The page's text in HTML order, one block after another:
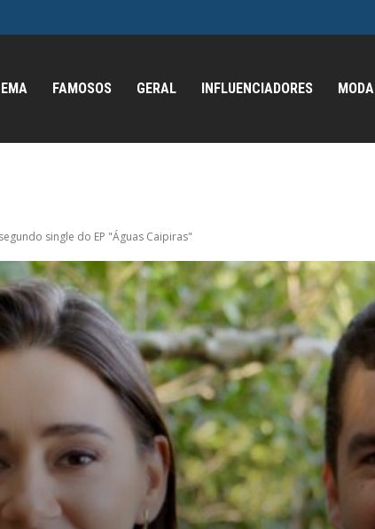
FAMOSOS GERAL INFLUENCIADORES MODA
single do EP "Águas Caipiras"